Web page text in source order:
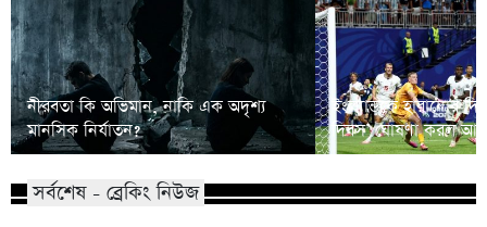
নীরবতা কি অভিমান, নাকি এক অদৃশ্য
মানসিক নির্যাতন?
ইংল্যান্ডকে হারানোর
দিবস’ ঘোষণা করল
সর্বশেষ - ব্রেকিং নিউজ